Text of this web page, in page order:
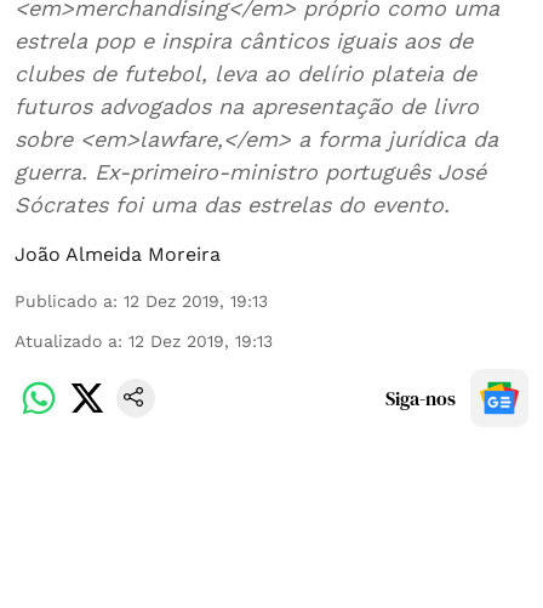
<em>merchandising</em> próprio como uma
estrela pop e inspira cânticos iguais aos de
clubes de futebol, leva ao delírio plateia de
futuros advogados na apresentação de livro
sobre <em>lawfare,</em> a forma jurídica da
guerra. Ex-primeiro-ministro português José
Sócrates foi uma das estrelas do evento.
João Almeida Moreira
Publicado a: 12 Dez 2019, 19:13
Atualizado a: 12 Dez 2019, 19:13
Siga-nos